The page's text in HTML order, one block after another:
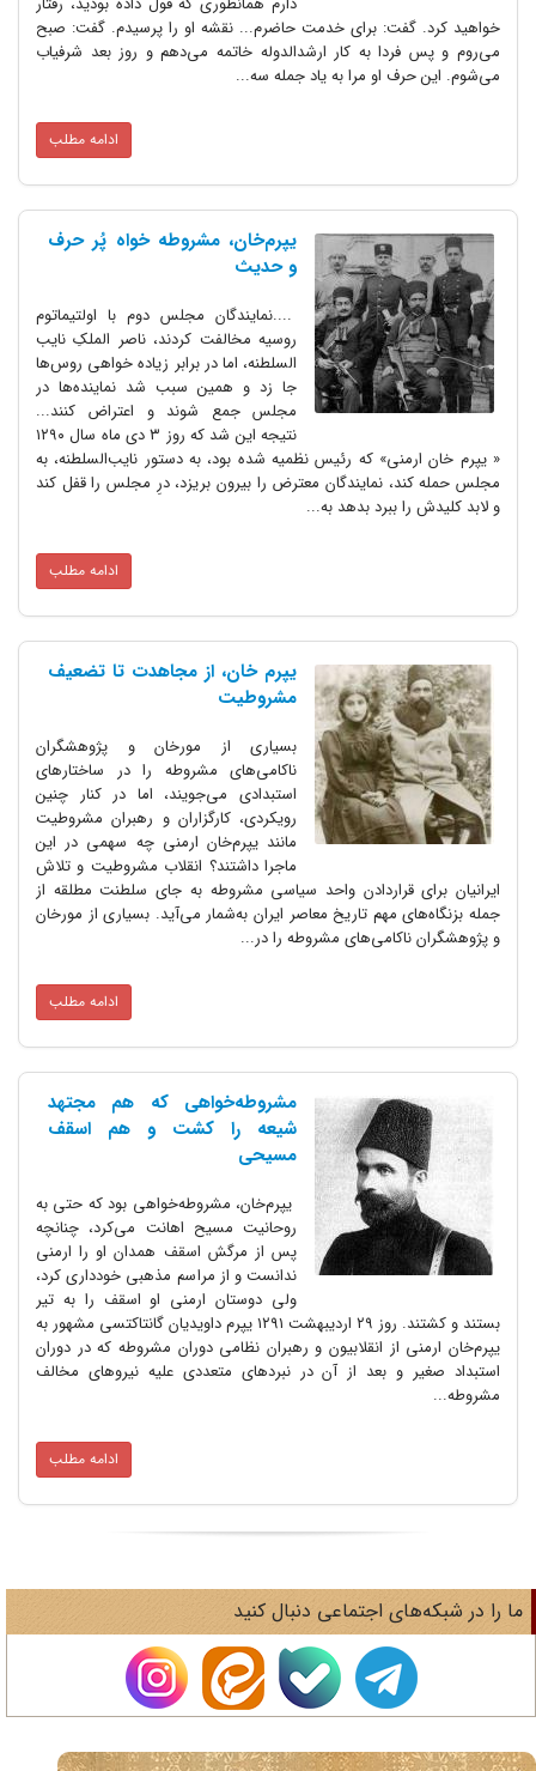
برای خدمت حاضرم... نقشه او را پرسیدم. گفت: صبح
به کار ارشدالدوله خاتمه می‌دهم و روز بعد شرفیاب
او مرا به یاد جمله سه...
یپرم‌خان، مشروطه خواه پُر حرف
و حدیث
....نمایندگان مجلس دوم با اولتیماتوم
روسیه مخالفت کردند، ناصر الملکِ نایب
السلطنه، اما در برابر زیاده خواهی روس‌ها
جا زد و همین سبب شد نماینده‌ها در
مجلس جمع شوند و اعتراض کنند...
نتیجه این شد که روز ۳ دی ماه سال ۱۲۹۰
که رئیس نظمیه شده بود، به دستور نایب‌السلطنه، به
نمایندگان معترض را بیرون بریزد، درِ مجلس را قفل کند
ببرد بدهد به...
یپرم خان، از مجاهدت تا تضعیف
مشروطیت
بسیاری از مورخان و پژوهشگران
ناکامی‌های مشروطه را در ساختارهای
استبدادی می‌جویند، اما در کنار چنین
رویکردی، کارگزاران و رهبران مشروطیت
مانند یپرم‌خان ارمنی چه سهمی در این
ماجرا داشتند؟ انقلاب مشروطیت و تلاش
قراردادن واحد سیاسی مشروطه به جای سلطنت مطلقه از
مهم تاریخ معاصر ایران به‌شمار می‌آید. بسیاری از مورخان
مشروطه را در...
مشروطه‌خواهی که هم مجتهد
شیعه را کشت و هم اسقف
مسیحی
یپرم‌خان، مشروطه‌خواهی بود که حتی به
روحانیت مسیح اهانت می‌کرد، چنانچه
پس از مرگش اسقف همدان او را ارمنی
ندانست و از مراسم مذهبی خودداری کرد،
ولی دوستان ارمنی او اسقف را به تیر
بستند و کشتند. روز ۲۹ اردیبهشت ۱۲۹۱ یپرم داویدیان گانتاکتسی مشهور به
از انقلابیون و رهبران نظامی دوران مشروطه که در دوران
و بعد از آن در نبردهای متعددی علیه نیروهای مخالف
اجتماعی دنبال کنید